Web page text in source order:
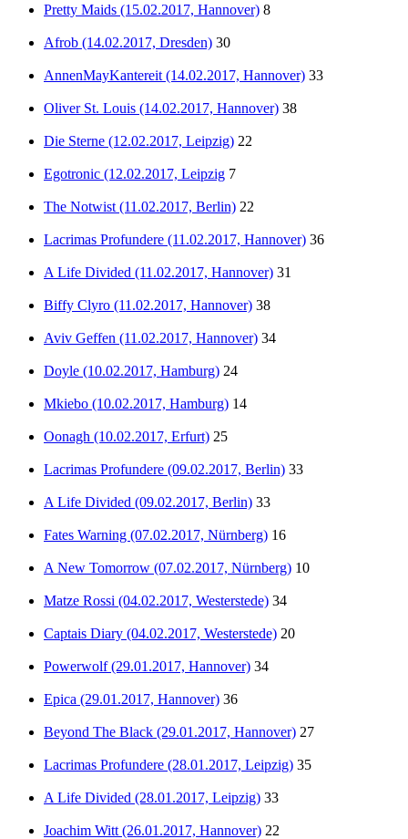
Pretty Maids (15.02.2017, Hannover) 8
Afrob (14.02.2017, Dresden) 30
AnnenMayKantereit (14.02.2017, Hannover) 33
Oliver St. Louis (14.02.2017, Hannover) 38
Die Sterne (12.02.2017, Leipzig) 22
Egotronic (12.02.2017, Leipzig 7
The Notwist (11.02.2017, Berlin) 22
Lacrimas Profundere (11.02.2017, Hannover) 36
A Life Divided (11.02.2017, Hannover) 31
Biffy Clyro (11.02.2017, Hannover) 38
Aviv Geffen (11.02.2017, Hannover) 34
Doyle (10.02.2017, Hamburg) 24
Mkiebo (10.02.2017, Hamburg) 14
Oonagh (10.02.2017, Erfurt) 25
Lacrimas Profundere (09.02.2017, Berlin) 33
A Life Divided (09.02.2017, Berlin) 33
Fates Warning (07.02.2017, Nürnberg) 16
A New Tomorrow (07.02.2017, Nürnberg) 10
Matze Rossi (04.02.2017, Westerstede) 34
Captais Diary (04.02.2017, Westerstede) 20
Powerwolf (29.01.2017, Hannover) 34
Epica (29.01.2017, Hannover) 36
Beyond The Black (29.01.2017, Hannover) 27
Lacrimas Profundere (28.01.2017, Leipzig) 35
A Life Divided (28.01.2017, Leipzig) 33
Joachim Witt (26.01.2017, Hannover) 22